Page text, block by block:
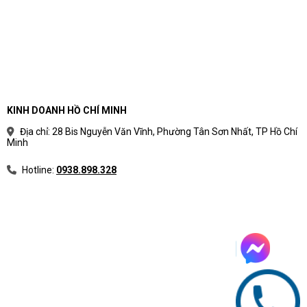
KINH DOANH HỒ CHÍ MINH
Địa chỉ: 28 Bis Nguyễn Văn Vĩnh, Phường Tân Sơn Nhất, TP Hồ Chí
Minh
Hotline: 0938.898.328